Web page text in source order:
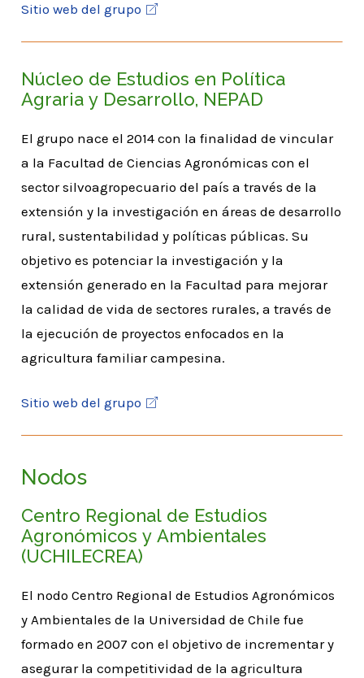
Sitio web del grupo
Núcleo de Estudios en Política
Agraria y Desarrollo, NEPAD
El grupo nace el 2014 con la finalidad de vincular
a la Facultad de Ciencias Agronómicas con el
sector silvoagropecuario del país a través de la
extensión y la investigación en áreas de desarrollo
rural, sustentabilidad y políticas públicas. Su
objetivo es potenciar la investigación y la
extensión generado en la Facultad para mejorar
la calidad de vida de sectores rurales, a través de
la ejecución de proyectos enfocados en la
agricultura familiar campesina.
Sitio web del grupo
Nodos
Centro Regional de Estudios
Agronómicos y Ambientales
(UCHILECREA)
El nodo Centro Regional de Estudios Agronómicos
y Ambientales de la Universidad de Chile fue
formado en 2007 con el objetivo de incrementar y
asegurar la competitividad de la agricultura